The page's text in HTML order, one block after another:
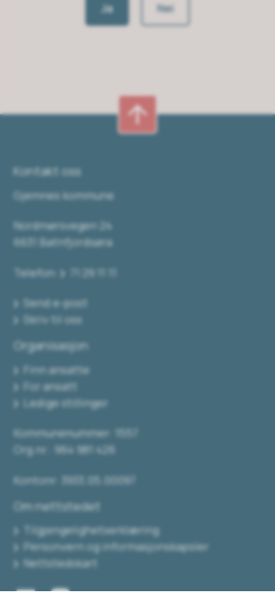
Ja Nei
Kontakt oss
Gjemnes kommune
Nordmørsvegen 24
6631 Batnfjordsøra
Telefon: 71 29 11 11
Send e-post
Skriv til oss
Organisasjon
Finn ansatte
For ansatt
Ledige stillinger
Kommunenummer: 1557
Org.nr.: 964 981 426
Kontonr: 3933.05.00097
Om nettstedet
Tilgjengelighetserklæring
Personvern og informasjonskapsler
Nettstedskart